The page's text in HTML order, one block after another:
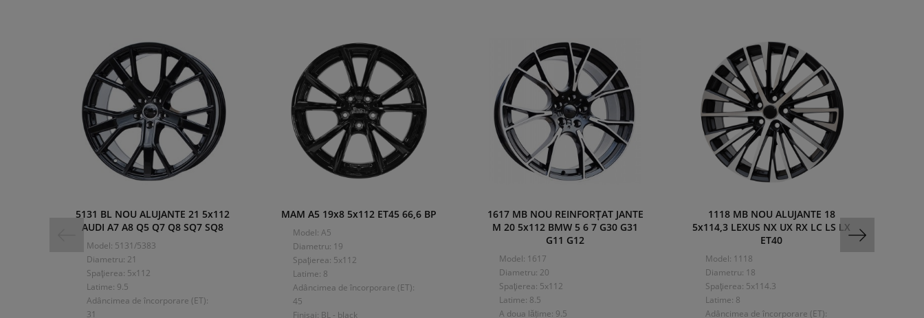
5131 BL NOU ALUJANTE 21 5x112
AUDI A7 A8 Q5 Q7 Q8 SQ7 SQ8
Model: 5131/5383
Diametru: 21
Spaţierea: 5x112
Latime: 9.5
Adâncimea de încorporare (ET):
31
MAM A5 19x8 5x112 ET45 66,6 BP
Model: A5
Diametru: 19
Spaţierea: 5x112
Latime: 8
Adâncimea de încorporare (ET):
45
Finisaj: BL - black
1617 MB NOU REINFORȚAT JANTE
M 20 5x112 BMW 5 6 7 G30 G31
G11 G12
Model: 1617
Diametru: 20
Spaţierea: 5x112
Latime: 8.5
A doua lățime: 9.5
1118 MB NOU ALUJANTE 18
5x114,3 LEXUS NX UX RX LC LS LX
ET40
Model: 1118
Diametru: 18
Spaţierea: 5x114.3
Latime: 8
Adâncimea de încorporare (ET):